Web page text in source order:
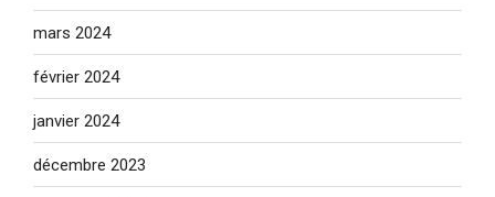
mars 2024
février 2024
janvier 2024
décembre 2023